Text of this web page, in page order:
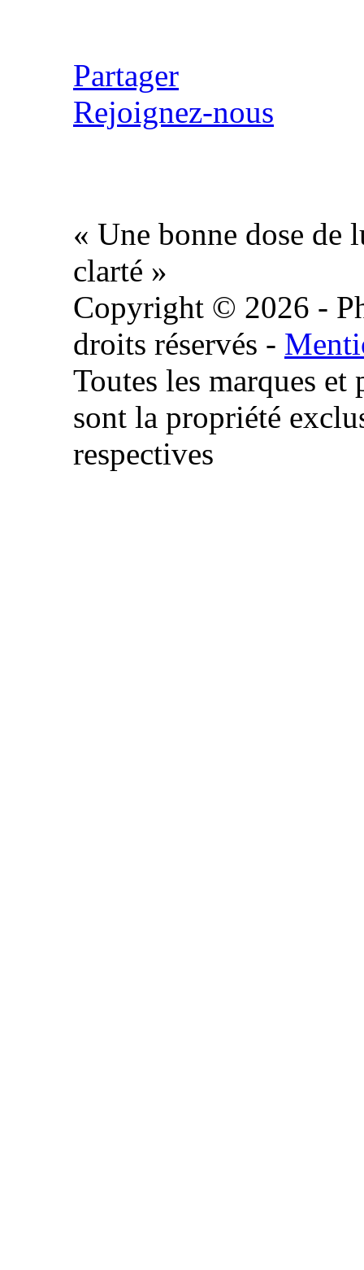
Partager
Rejoignez-nous
« Une bonne dose de
clarté »
Copyright © 2026 -
droits réservés -
Toutes les marques et
sont la propriété
respectives